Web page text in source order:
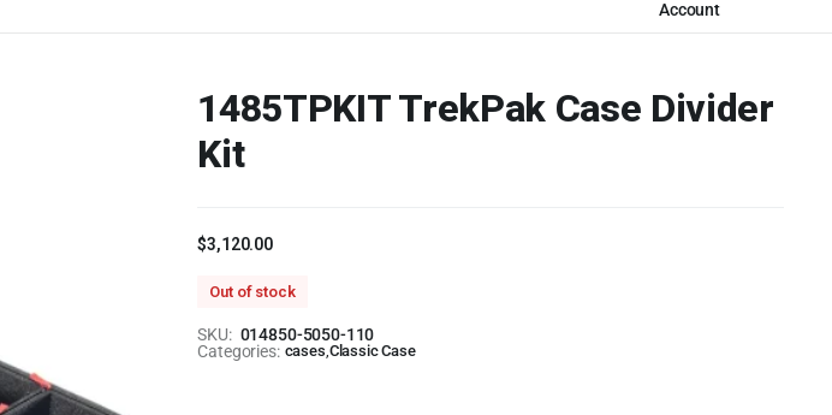
Account
1485TPKIT TrekPak Case Divider
Kit
$3,120.00
Out of stock
SKU: 014850-5050-110
Categories: cases,Classic Case